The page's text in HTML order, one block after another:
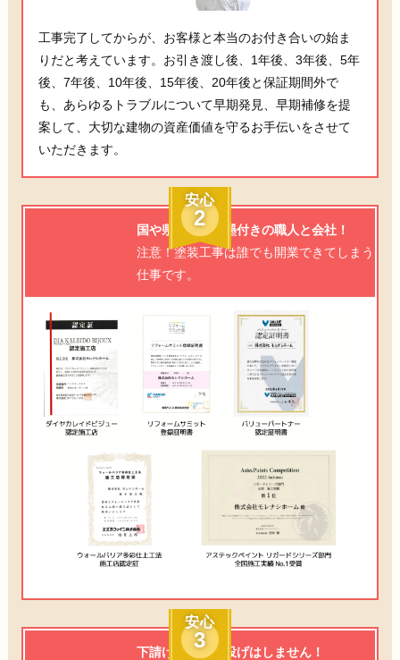
工事完了してからが、お客様と本当のお付き合いの始ま
りだと考えています。お引き渡し後、1年後、3年後、5年
後、7年後、10年後、15年後、20年後と保証期間外で
も、あらゆるトラブルについて早期発見、早期補修を提
案して、大切な建物の資産価値を守るお手伝いをさせて
いただきます。
安心
2
国や県からもお墨付きの職人と会社！
注意！塗装工事は誰でも開業できてしまう
仕事です。
安心
3
下請け業者に丸投げはしません！